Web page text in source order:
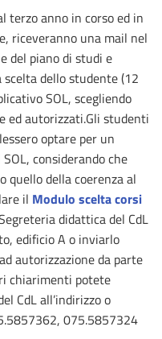
terzo anno in corso ed in
riceveranno una mail nel
del piano di studi e
dello studente (12
SOL, scegliendo
ed autorizzati.Gli studenti
optare per un
considerando che
quello della coerenza al
il Modulo scelta corsi
didattica del CdL
edificio A o inviarlo
autorizzazione da parte
chiarimenti potete
CdL all’indirizzoo
075.5857324